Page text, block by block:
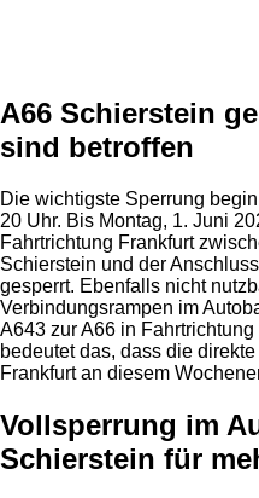
A66 Schierstein
sind betroffen
Die wichtigste Sperrung
20 Uhr. Bis Montag, 1. Juni
Fahrtrichtung Frankfurt
Schierstein und der
gesperrt. Ebenfalls nicht
Verbindungsrampen im
A643 zur A66 in
bedeutet das, dass die
Frankfurt an diesem
Vollsperrung im
Schierstein für